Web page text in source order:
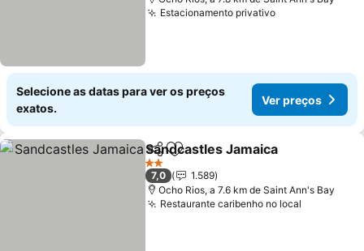
Estacionamento privativo
Selecione as datas para ver os preços
exatos.
Ver preços
PartilharAdicionar aos favoritos
Sandcastles Jamaica
2 Estrelas
7,0
1.589
Ocho Rios, a 7.6 km de Saint Ann's Bay
Restaurante caribenho no local